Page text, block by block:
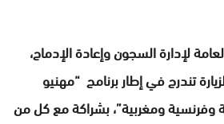
لإدارة السجون وإعادة الإدماج،
تندرج في إطار برنامج “مهنيو
وفرنسية ومغربية”، بشراكة مع كل من